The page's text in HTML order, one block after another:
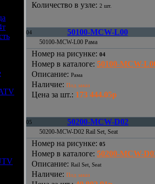
Количество в узле: 2 шт.
04 50100-MCW-L00
50100-MCW-L00 Рама
Номер на рисунке: 04
Номер в каталоге: 50100-MCW-
Описание: Рама
Наличие: Под заказ
Цена за шт.: 173 444.05р
05 50200-MCW-D02
50200-MCW-D02 Rail Set, Seat
Номер на рисунке: 05
Номер в каталоге: 50200-MCW-
Описание: Rail Set, Seat
Наличие: Под заказ